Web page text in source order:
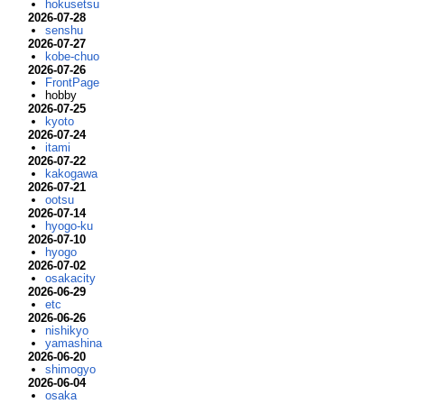
hokusetsu
2026-07-28
senshu
2026-07-27
kobe-chuo
2026-07-26
FrontPage
hobby
2026-07-25
kyoto
2026-07-24
itami
2026-07-22
kakogawa
2026-07-21
ootsu
2026-07-14
hyogo-ku
2026-07-10
hyogo
2026-07-02
osakacity
2026-06-29
etc
2026-06-26
nishikyo
yamashina
2026-06-20
shimogyo
2026-06-04
osaka